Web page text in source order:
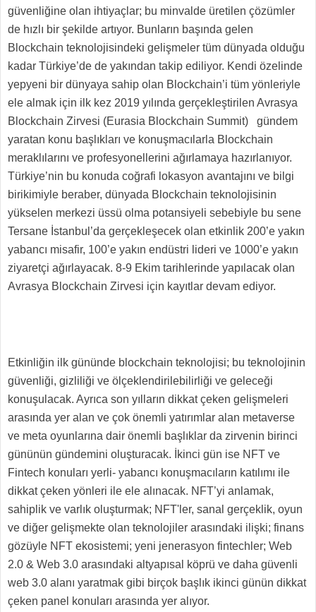
güvenliğine olan ihtiyaçlar; bu minvalde üretilen çözümler
de hızlı bir şekilde artıyor. Bunların başında gelen
Blockchain teknolojisindeki gelişmeler tüm dünyada olduğu
kadar Türkiye’de de yakından takip ediliyor. Kendi özelinde
yepyeni bir dünyaya sahip olan Blockchain’i tüm yönleriyle
ele almak için ilk kez 2019 yılında gerçekleştirilen Avrasya
Blockchain Zirvesi (Eurasia Blockchain Summit) gündem
yaratan konu başlıkları ve konuşmacılarla Blockchain
meraklılarını ve profesyonellerini ağırlamaya hazırlanıyor.
Türkiye’nin bu konuda coğrafi lokasyon avantajını ve bilgi
birikimiyle beraber, dünyada Blockchain teknolojisinin
yükselen merkezi üssü olma potansiyeli sebebiyle bu sene
Tersane İstanbul’da gerçekleşecek olan etkinlik 200’e yakın
yabancı misafir, 100’e yakın endüstri lideri ve 1000’e yakın
ziyaretçi ağırlayacak. 8-9 Ekim tarihlerinde yapılacak olan
Avrasya Blockchain Zirvesi için kayıtlar devam ediyor.
Etkinliğin ilk gününde blockchain teknolojisi; bu teknolojinin
güvenliği, gizliliği ve ölçeklendirilebilirliği ve geleceği
konuşulacak. Ayrıca son yılların dikkat çeken gelişmeleri
arasında yer alan ve çok önemli yatırımlar alan metaverse
ve meta oyunlarına dair önemli başlıklar da zirvenin birinci
gününün gündemini oluşturacak. İkinci gün ise NFT ve
Fintech konuları yerli- yabancı konuşmacıların katılımı ile
dikkat çeken yönleri ile ele alınacak. NFT’yi anlamak,
sahiplik ve varlık oluşturmak; NFT'ler, sanal gerçeklik, oyun
ve diğer gelişmekte olan teknolojiler arasındaki ilişki; finans
gözüyle NFT ekosistemi; yeni jenerasyon fintechler; Web
2.0 & Web 3.0 arasındaki altyapısal köprü ve daha güvenli
web 3.0 alanı yaratmak gibi birçok başlık ikinci günün dikkat
çeken panel konuları arasında yer alıyor.